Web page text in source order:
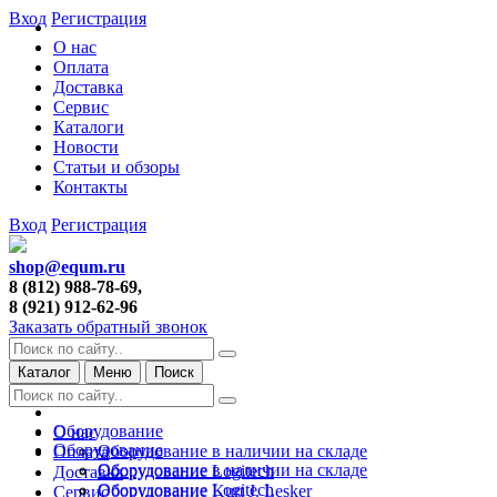
О нас
Оплата
Доставка
Сервис
Каталоги
Новости
Статьи и обзоры
Контакты
Вход Регистрация
Вход Регистрация
shop@equm.ru
8 (812) 988-78-69,
8 (921) 912-62-96
Заказать обратный звонок
Каталог Меню Поиск
О нас
Оплата
Доставка
Сервис
Оборудование
Оборудование в наличии на складе
Оборудование Logitech
Оборудование Kurt J. Lesker
Оборудование
Оборудование в наличии на складе
Оборудование Logitech